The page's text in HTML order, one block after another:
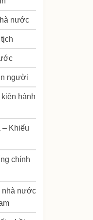
nước
người
hành
– Khiếu
chính
nhà nước